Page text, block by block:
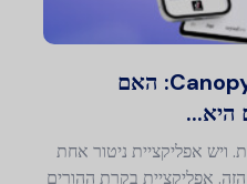
ביקורות על האפליקציה Canopy: האם
היא...
ויש אפליקציית ניטור אחת
אפליקציית בקרת ההורים